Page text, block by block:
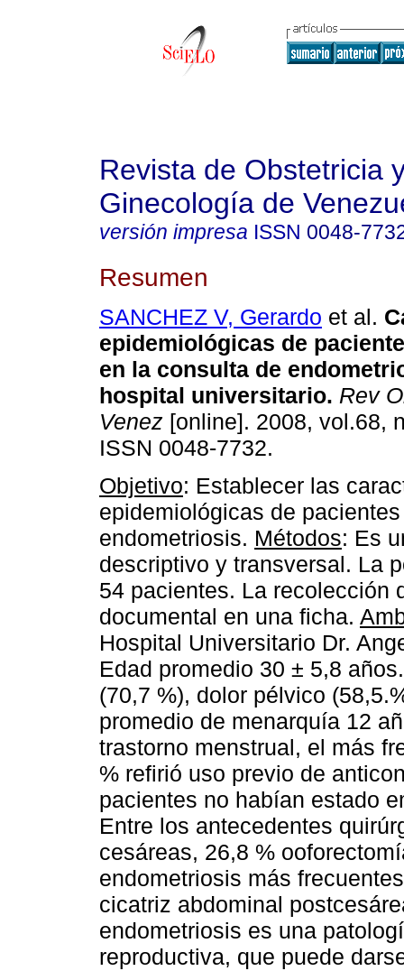
Revista de Obstetricia
Ginecología de
versión impresa ISSN 0048-
Resumen
SANCHEZ V, Gerardo et al.
epidemiológicas de
en la consulta de
hospital universitario. Rev
Venez [online]. 2008, vol.68,
ISSN 0048-7732.
Objetivo: Establecer las
epidemiológicas de
endometriosis. Métodos: Es
descriptivo y transversal. La
54 pacientes. La recolección
documental en una ficha.
Hospital Universitario Dr.
Edad promedio 30 ± 5,8
(70,7 %), dolor pélvico
promedio de menarquía 12
trastorno menstrual, el más
% refirió uso previo de
pacientes no habían estado
Entre los antecedentes
cesáreas, 26,8 %
endometriosis más
cicatriz abdominal
endometriosis es una
reproductiva, que puede